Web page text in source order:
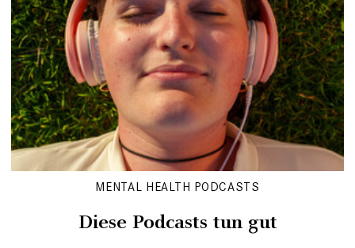
MENTAL HEALTH PODCASTS
Diese Podcasts tun gut